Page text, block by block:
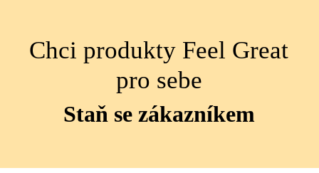
Chci produkty Feel Great
pro sebe
Staň se zákazníkem